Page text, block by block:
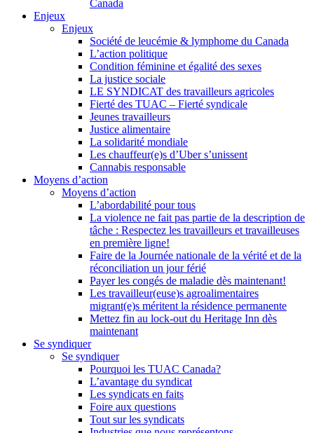
Canada
Enjeux
Enjeux
Société de leucémie & lymphome du Canada
L’action politique
Condition féminine et égalité des sexes
La justice sociale
LE SYNDICAT des travailleurs agricoles
Fierté des TUAC – Fierté syndicale
Jeunes travailleurs
Justice alimentaire
La solidarité mondiale
Les chauffeur(e)s d’Uber s’unissent
Cannabis responsable
Moyens d’action
Moyens d’action
L’abordabilité pour tous
La violence ne fait pas partie de la description de
tâche : Respectez les travailleurs et travailleuses
en première ligne!
Faire de la Journée nationale de la vérité et de la
réconciliation un jour férié
Payer les congés de maladie dès maintenant!
Les travailleur(euse)s agroalimentaires
migrant(e)s méritent la résidence permanente
Mettez fin au lock-out du Heritage Inn dès
maintenant
Se syndiquer
Se syndiquer
Pourquoi les TUAC Canada?
L’avantage du syndicat
Les syndicats en faits
Foire aux questions
Tout sur les syndicats